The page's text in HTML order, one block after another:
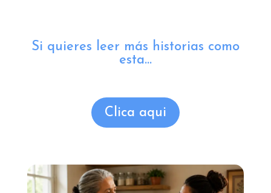
Si quieres leer más historias como
esta...
Clica aqui